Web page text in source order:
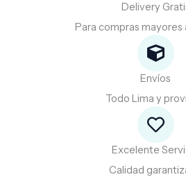
Delivery
Para compras mayores
Envíos
Todo Lima y
Excelente
Calidad